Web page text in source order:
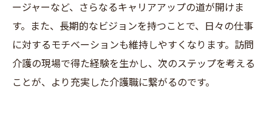
ージャーなど、さらなるキャリアアップの道が開けま
す。また、長期的なビジョンを持つことで、日々の仕事
に対するモチベーションも維持しやすくなります。訪問
介護の現場で得た経験を生かし、次のステップを考える
ことが、より充実した介護職に繋がるのです。